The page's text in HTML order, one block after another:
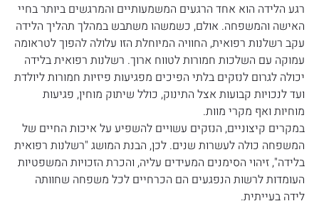
רגע הלידה הוא אחד הרגעים המשמעותיים והמרגשים ביותר בחיי
האישה והמשפחה. אולם, כשמשהו משתבש במהלך תהליך הלידה
עקב רשלנות רפואית, החוויה המיוחלת הזו עלולה להפוך לטראומה
עמוקה עם השלכות חמורות לטווח ארוך. רשלנות רפואית בלידה
יכולה לגרום לנזקים בלתי הפיכים מפגיעות פיזיות חמורות ליולדת
ועד לנכויות קבועות אצל התינוק, כולל שיתוק מוחין, פגיעות
מוחיות ואף מקרי מוות.
במקרים קיצוניים, הנזקים עשויים להשפיע על איכות החיים של
המשפחה כולה לעשרות שנים. לכן, הבנת המושג "רשלנות רפואית
בלידה", זיהוי הסימנים המעידים עליה, והכרת הזכויות המשפטיות
העומדות לרשות הנפגעים הם הכרחיים לכל משפחה שחוותה
לידה בעייתית.